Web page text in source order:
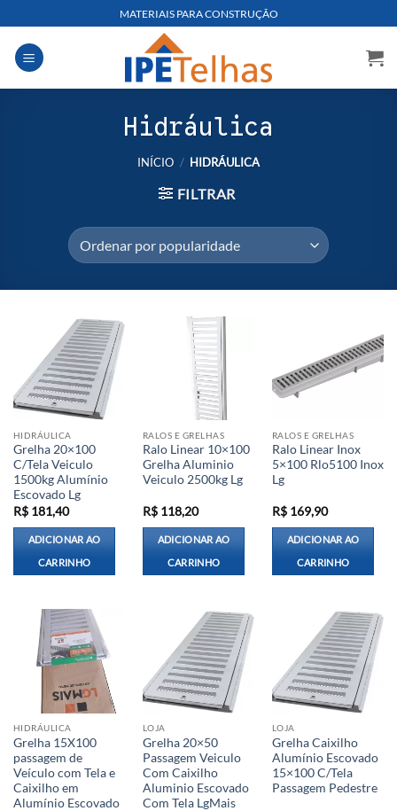
to
content
MATERIAIS PARA CONSTRUÇÃO
Hidráulica
INÍCIO / HIDRÁULICA
FILTRAR
HIDRÁULICA
Grelha 20×100
C/Tela Veiculo
1500kg Alumínio
Escovado Lg
R$181,40
ADICIONAR AO
CARRINHO
RALOS E GRELHAS
Ralo Linear 10×100
Grelha Aluminio
Veiculo 2500kg Lg
R$118,20
ADICIONAR AO
CARRINHO
RALOS E GRELHAS
Ralo Linear Inox
5×100 Rlo5100 Inox
Lg
R$169,90
ADICIONAR AO
CARRINHO
HIDRÁULICA
Grelha 15X100
passagem de
Veículo com Tela e
Caixilho em
Alumínio Escovado
LOJA
Grelha 20×50
Passagem Veiculo
Com Caixilho
Aluminio Escovado
Com Tela LgMais
LOJA
Grelha Caixilho
Alumínio Escovado
15×100 C/Tela
Passagem Pedestre